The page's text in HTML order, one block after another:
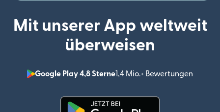
Mit unserer App weltweit
überweisen
Google Play 4,8 Sterne1,4 Mio.+ Bewertungen